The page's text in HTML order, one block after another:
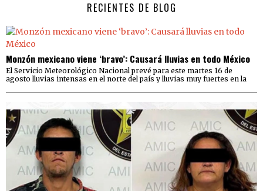
RECIENTES DE BLOG
Monzón mexicano viene ‘bravo’: Causará lluvias en todo México
El Servicio Meteorológico Nacional prevé para este martes 16 de
agosto lluvias intensas en el norte del país y lluvias muy fuertes en la